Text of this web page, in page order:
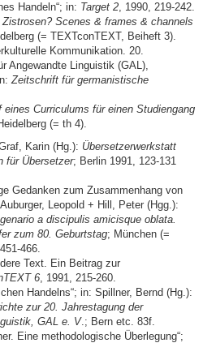
Handeln“; in: Target 2 , 1990, 219-242.
Scenes & frames & channels
(= TEXTconTEXT, Beiheft 3).
Kommunikation. 20.
Angewandte Linguistik (GAL),
Zeitschrift für germanistische
eines Curriculums für einen Studiengang
(= th 4).
Karin (Hg.): Übersetzerwerkstatt
für Übersetzer; Berlin 1991, 123-131
Gedanken zum Zusammenhang von
Leopold + Hill, Peter (Hgg.):
a discipulis amicisque oblata.
zum 80. Geburtstag; München (=
466.
Text. Ein Beitrag zur
6 , 1991, 215-260.
Handelns“; in: Spillner, Bernd (Hg.):
zur 20. Jahrestagung der
GAL e. V.; Bern etc. 83f.
Eine methodologische Überlegung“;